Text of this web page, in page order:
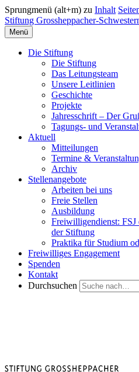
Sprungmenü (alt+m) zu Inhalt
Stiftung Grossheppacher-
Menü
Die Stiftung
Die Stiftung
Das Leitungsteam
Unsere Leitlinien
Geschichte
Projekte
Jahresschrift – Der
Tagungs- und
Aktuell
Mitteilungen
Termine &
Archiv
Stellenangebote
Arbeiten bei uns
Freie Stellen
Ausbildung
Freiwilligendienst:
der Stiftung
Praktika für Studium
Freiwilliges Engagement
Spenden
Kontakt
Durchsuchen